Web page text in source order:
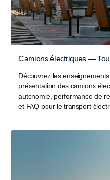
Camions électriques —
Découvrez les
présentation des camions
autonomie, performance de
et FAQ pour le transport